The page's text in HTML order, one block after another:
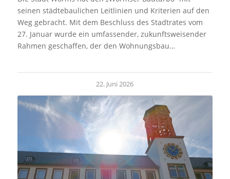
seinen städtebaulichen Leitlinien und Kriterien auf den
Weg gebracht. Mit dem Beschluss des Stadtrates vom
27. Januar wurde ein umfassender, zukunftsweisender
Rahmen geschaffen, der den Wohnungsbau…
22. Juni 2026